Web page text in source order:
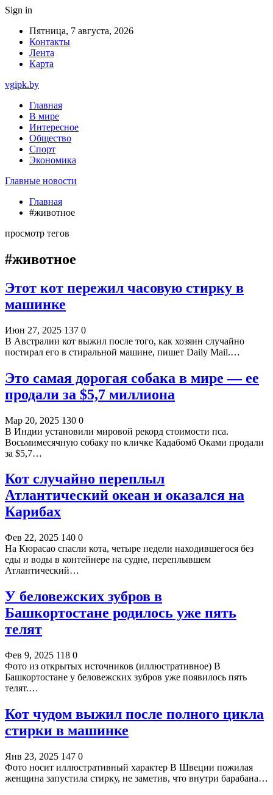
Sign in
Пятница, 7 августа, 2026
Контакты
Лента
Карта
vgipk.by
Главная
В мире
Интересное
Общество
Спорт
Экономика
Главные новости
Главная
#животное
просмотр тегов
#животное
Этот кот пережил часовую стирку в
машинке
Июн 27, 2025 137 0
В Австралии кот выжил после того, как хозяин случайно
постирал его в стиральной машине, пишет Daily Mail.…
Это самая дорогая собака в мире — ее
продали за $5,7 миллиона
Мар 20, 2025 130 0
В Индии установили мировой рекорд стоимости пса.
Восьмимесячную собаку по кличке Кадабомб Оками продали
за $5,7…
Кот случайно переплыл
Атлантический океан и оказался на
Карибах
Фев 22, 2025 140 0
На Кюрасао спасли кота, четыре недели находившегося без
еды и воды в контейнере на судне, переплывшем
Атлантический…
У беловежских зубров в
Башкортостане родилось уже пять
телят
Фев 9, 2025 118 0
Фото из открытых источников (иллюстративное) В
Башкортостане у беловежских зубров уже появилось пять
телят.…
Кот чудом выжил после полного цикла
стирки в машинке
Янв 23, 2025 147 0
Фото носит иллюстративный характер В Швеции пожилая
женщина запустила стирку, не заметив, что внутри барабана…